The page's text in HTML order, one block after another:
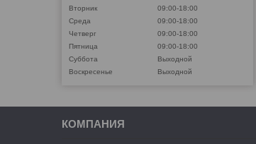
Вторник
09:00-18:00
Среда
09:00-18:00
Четверг
09:00-18:00
Пятница
09:00-18:00
Суббота
Выходной
Воскресенье
Выходной
КОМПАНИЯ